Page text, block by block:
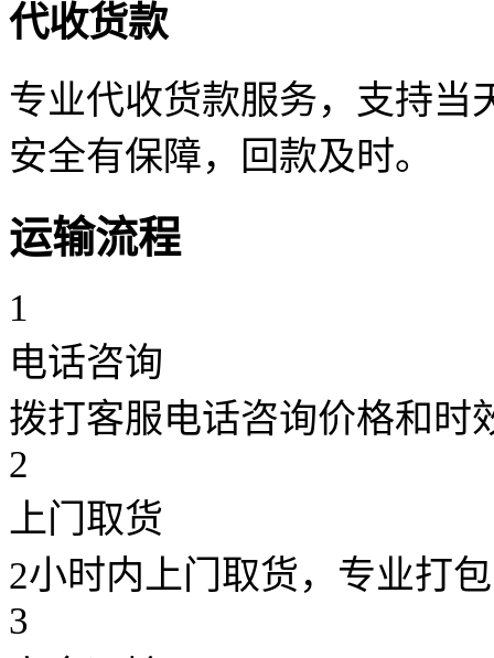
代收货款
专业代收货款服务，支持当
安全有保障，回款及时。
运输流程
1
电话咨询
拨打客服电话咨询价格和时
2
上门取货
2小时内上门取货，专业打包
3